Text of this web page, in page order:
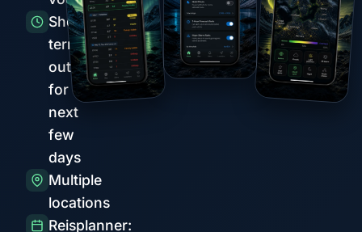
Short-
term
outlook
for the
next
few
days
Multiple
locations
Reisplanner: